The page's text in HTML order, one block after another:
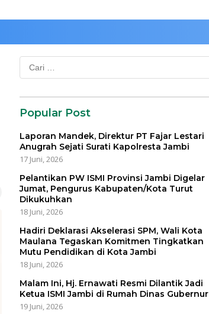
Cari
untuk:
Popular Post
Laporan Mandek, Direktur PT Fajar Lestari
Anugrah Sejati Surati Kapolresta Jambi
17 Juni, 2026
Pelantikan PW ISMI Provinsi Jambi Digelar
Jumat, Pengurus Kabupaten/Kota Turut
Dikukuhkan
18 Juni, 2026
Hadiri Deklarasi Akselerasi SPM, Wali Kota
Maulana Tegaskan Komitmen Tingkatkan
Mutu Pendidikan di Kota Jambi
18 Juni, 2026
Malam Ini, Hj. Ernawati Resmi Dilantik Jadi
Ketua ISMI Jambi di Rumah Dinas Gubernur
19 Juni, 2026